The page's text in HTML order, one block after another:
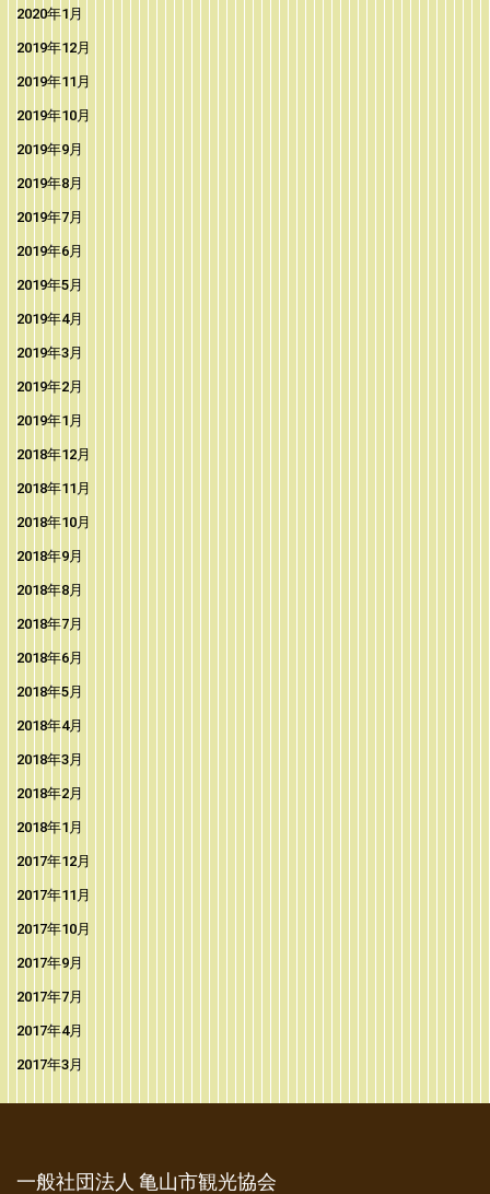
2020年1月
2019年12月
2019年11月
2019年10月
2019年9月
2019年8月
2019年7月
2019年6月
2019年5月
2019年4月
2019年3月
2019年2月
2019年1月
2018年12月
2018年11月
2018年10月
2018年9月
2018年8月
2018年7月
2018年6月
2018年5月
2018年4月
2018年3月
2018年2月
2018年1月
2017年12月
2017年11月
2017年10月
2017年9月
2017年7月
2017年4月
2017年3月
一般社団法人 亀山市観光協会